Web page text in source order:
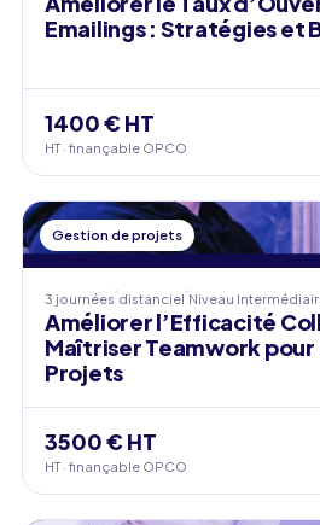
Emailings : Stratégies et
1400 € HT
HT · finançable OPCO
Gestion de projets
3 journées distanciel Niveau
Améliorer l’Efficacité
Maîtriser Teamwork pour
Projets
3500 € HT
HT · finançable OPCO